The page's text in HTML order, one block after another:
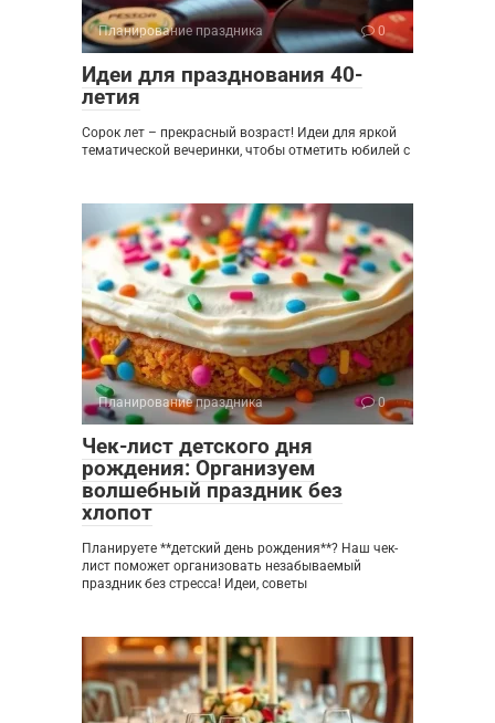
Планирование праздника 0
Идеи для празднования 40-
летия
Сорок лет – прекрасный возраст! Идеи для яркой
тематической вечеринки, чтобы отметить юбилей с
Планирование праздника 0
Чек-лист детского дня
рождения: Организуем
волшебный праздник без
хлопот
Планируете **детский день рождения**? Наш чек-
лист поможет организовать незабываемый
праздник без стресса! Идеи, советы